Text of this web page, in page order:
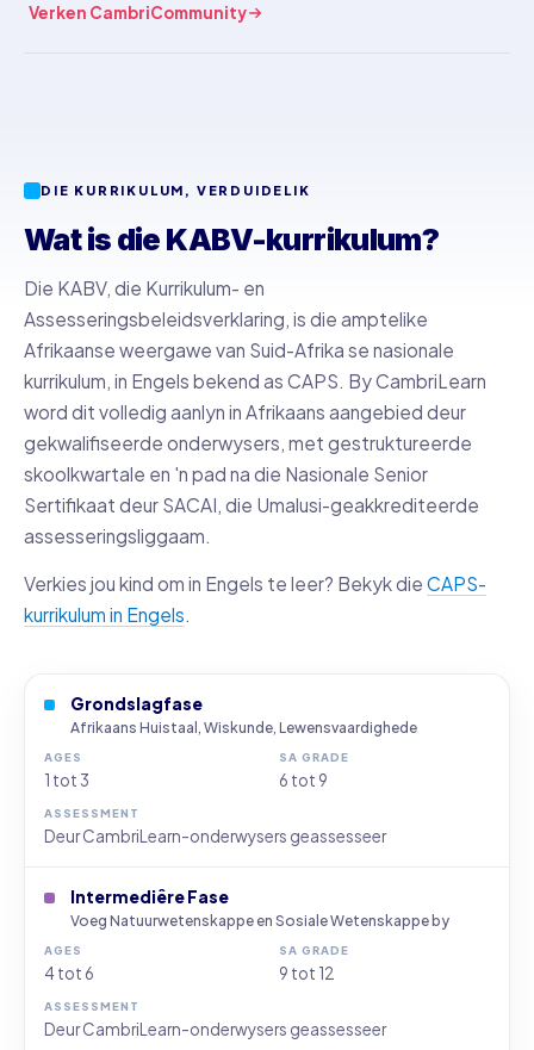
Verken CambriCommunity
DIE KURRIKULUM, VERDUIDELIK
Wat is die KABV-kurrikulum?
Die KABV, die Kurrikulum- en
Assesseringsbeleidsverklaring, is die amptelike
Afrikaanse weergawe van Suid-Afrika se nasionale
kurrikulum, in Engels bekend as CAPS. By CambriLearn
word dit volledig aanlyn in Afrikaans aangebied deur
gekwalifiseerde onderwysers, met gestruktureerde
skoolkwartale en 'n pad na die Nasionale Senior
Sertifikaat deur SACAI, die Umalusi-geakkrediteerde
assesseringsliggaam.
Verkies jou kind om in Engels te leer? Bekyk die CAPS-
kurrikulum in Engels
Grondslagfase
Afrikaans Huistaal, Wiskunde, Lewensvaardighede
1 tot 3 6 tot 9
Deur CambriLearn-onderwysers geassesseer
Intermediêre Fase
Voeg Natuurwetenskappe en Sosiale Wetenskappe by
4 tot 6 9 tot 12
Deur CambriLearn-onderwysers geassesseer